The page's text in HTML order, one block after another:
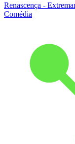
Renascença -
Comédia